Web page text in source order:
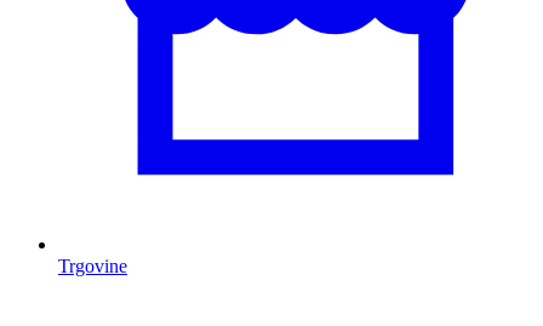
Trgovine